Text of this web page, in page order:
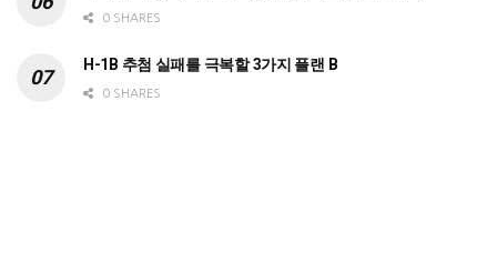
0 SHARES
H-1B 추첨 실패를 극복할 3가지 플랜 B
0 SHARES